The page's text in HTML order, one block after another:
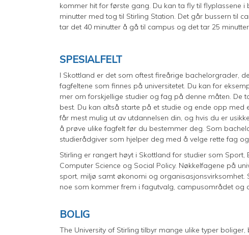
kommer hit for første gang. Du kan ta fly til flyplassene
minutter med tog til Stirling Station. Det går bussern til
tar det 40 minutter å gå til campus og det tar 25
SPESIALFELT
I Skottland er det som oftest fireårige bachelorgrader,
fagfeltene som finnes på universitetet. Du kan for
mer om forskjellige studier og fag på denne måten. De
best. Du kan altså starte på et studie og ende opp med
får mest mulig ut av utdannelsen din, og hvis du er
å prøve ulike fagfelt før du bestemmer deg. Som
studierådgiver som hjelper deg med å velge rette fag
Stirling er rangert høyt i Skottland for studier som
Computer Science og Social Policy. Nøkkelfagene på
sport, miljø samt økonomi og
noe som kommer frem i fagutvalg, campusområdet og
BOLIG
The University of Stirling tilbyr mange ulike typer